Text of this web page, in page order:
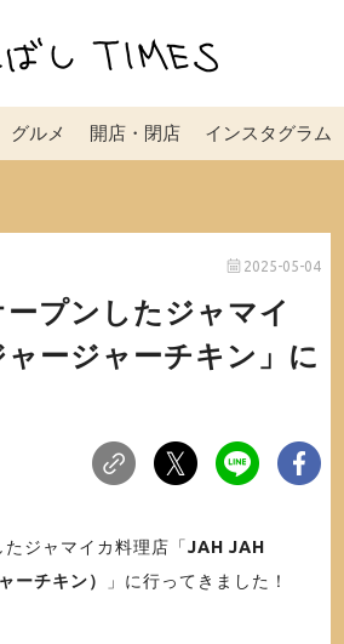
グルメ 開店・閉店 インスタグラム
2025-05-04
プンしたジャマイ
ャージャーチキン」に
ジャマイカ料理店「JAH JAH
ーチキン）
」に行ってきました！